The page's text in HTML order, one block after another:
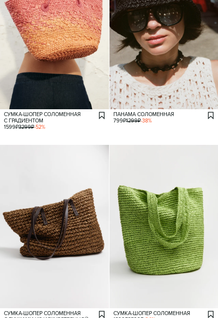
СУМКА-ШОПЕР СОЛОМЕННАЯ
С ГРАДИЕНТОМ
1599₽3299₽-52%
ПАНАМА СОЛОМЕННАЯ
799₽1299₽-38%
СУМКА-ШОПЕР СОЛОМЕННАЯ
СУМКА-ШОПЕР СОЛОМЕННАЯ